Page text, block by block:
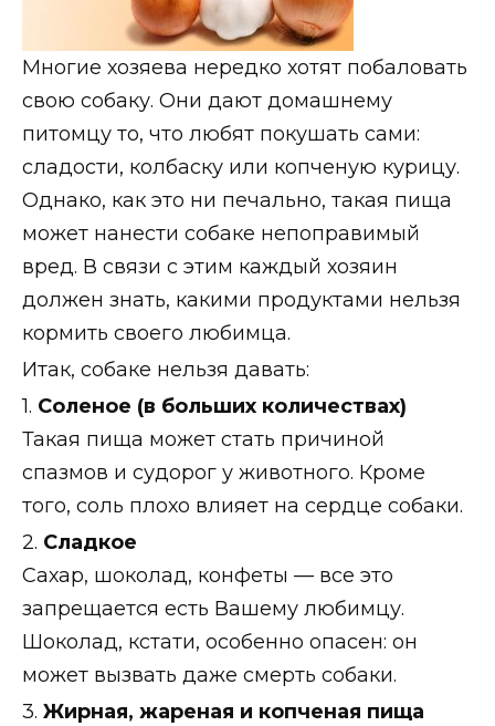
Многие хозяева нередко хотят побаловать
свою собаку. Они дают домашнему
питомцу то, что любят покушать сами:
сладости, колбаску или копченую курицу.
Однако, как это ни печально, такая пища
может нанести собаке непоправимый
вред. В связи с этим каждый хозяин
должен знать, какими продуктами нельзя
кормить своего любимца.
Итак, собаке нельзя давать:
1. Соленое (в больших количествах)
Такая пища может стать причиной
спазмов и судорог у животного. Кроме
того, соль плохо влияет на сердце собаки.
2. Сладкое
Сахар, шоколад, конфеты — все это
запрещается есть Вашему любимцу.
Шоколад, кстати, особенно опасен: он
может вызвать даже смерть собаки.
3. Жирная, жареная и копченая пища